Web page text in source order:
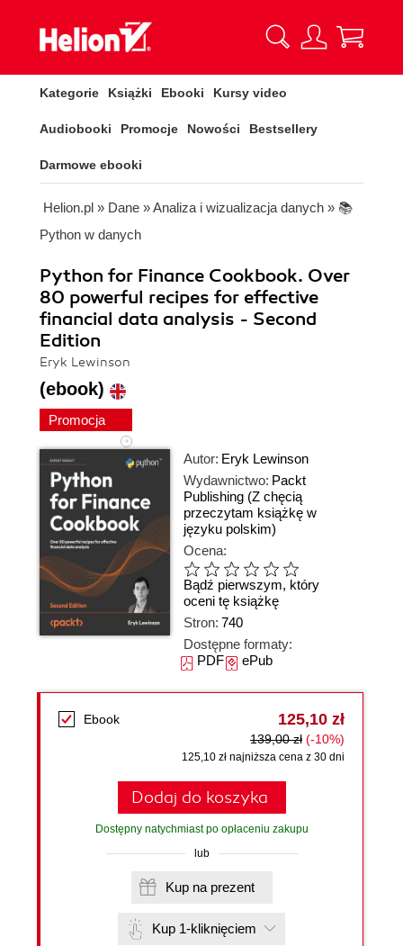
Kategorie Książki Ebooki Kursy video
Audiobooki Promocje Nowości Bestsellery
Darmowe ebooki
Helion.pl » Dane »Analiza i wizualizacja danych » 📚
Python w danych
Python for Finance Cookbook. Over
80 powerful recipes for effective
financial data analysis - Second
Edition
Eryk Lewinson
(ebook)
Promocja
Autor: Eryk Lewinson
Wydawnictwo: Packt
Publishing (Z chęcią
przeczytam książkę w
języku polskim)
Ocena:
Bądź pierwszym, który
oceni tę książkę
Stron: 740
Dostępne formaty:
PDFePub
Ebook 125,10 zł
139,00 zł (-10%)
125,10 zł najniższa cena z 30 dni
Dodaj do koszyka
Dostępny natychmiast po opłaceniu zakupu
lub
Kup na prezent
Kup 1-kliknięciem